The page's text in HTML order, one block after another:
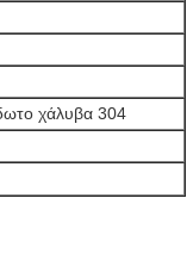
χάλυβα 304